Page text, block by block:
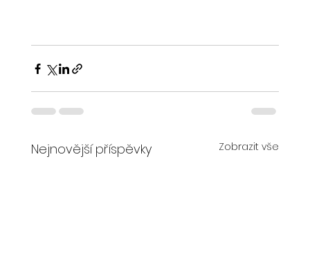
Nejnovější příspěvky Zobrazit vše